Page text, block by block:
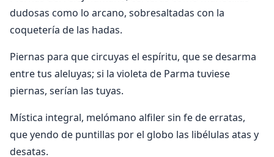
dudosas como lo arcano, sobresaltadas con la
coquetería de las hadas.
Piernas para que circuyas el espíritu, que se desarma
entre tus aleluyas; si la violeta de Parma tuviese
piernas, serían las tuyas.
Mística integral, melómano alfiler sin fe de erratas,
que yendo de puntillas por el globo las libélulas atas y
desatas.